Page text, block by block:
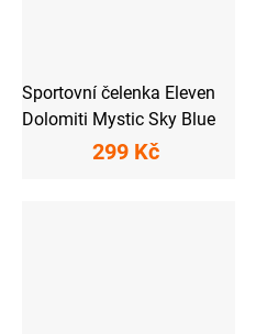
Sportovní čelenka Eleven
Dolomiti Mystic Sky Blue
299 Kč